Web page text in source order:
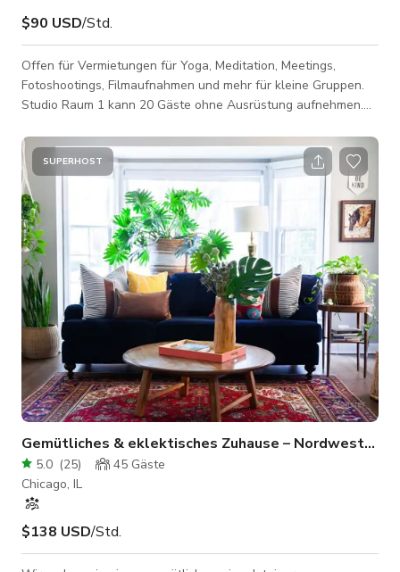
$90 USD/Std.
Offen für Vermietungen für Yoga, Meditation, Meetings,
Fotoshootings, Filmaufnahmen und mehr für kleine Gruppen.
Studio Raum 1 kann 20 Gäste ohne Ausrüstung aufnehmen.
verfügbar.
SUPERHOST
Gemütliches & eklektisches Zuhause –
5.0 (25) 45 Gäste
Chicago, IL
$138 USD/Std.